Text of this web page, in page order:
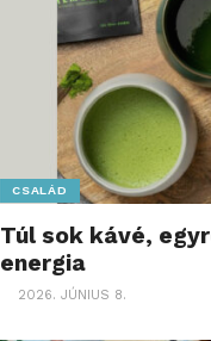
CSALÁD
Túl sok kávé,
energia
2026. JÚNIUS 8.